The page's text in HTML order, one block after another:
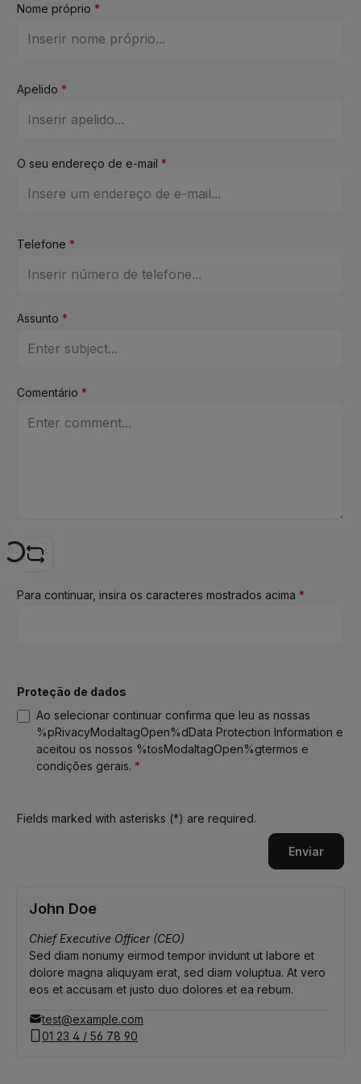
Nome próprio *
Apelido *
O seu endereço de e-mail *
Telefone *
Assunto *
Comentário *
Loading...
Para continuar, insira os caracteres mostrados acima *
Proteção de dados
Ao selecionar continuar confirma que leu as nossas
%pRivacyModaltagOpen%dData Protection Information e
aceitou os nossos %tosModaltagOpen%gtermos e
condições gerais. *
Fields marked with asterisks (*) are required.
Enviar
John Doe
Chief Executive Officer (CEO)
Sed diam nonumy eirmod tempor invidunt ut labore et
dolore magna aliquyam erat, sed diam voluptua. At vero
eos et accusam et justo duo dolores et ea rebum.
test@example.com
01 23 4 / 56 78 90